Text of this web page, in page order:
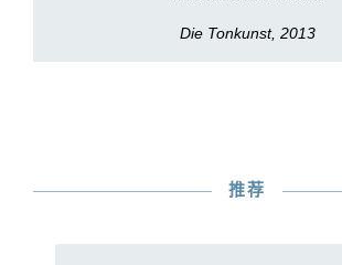
Die Tonkunst, 2013
推荐